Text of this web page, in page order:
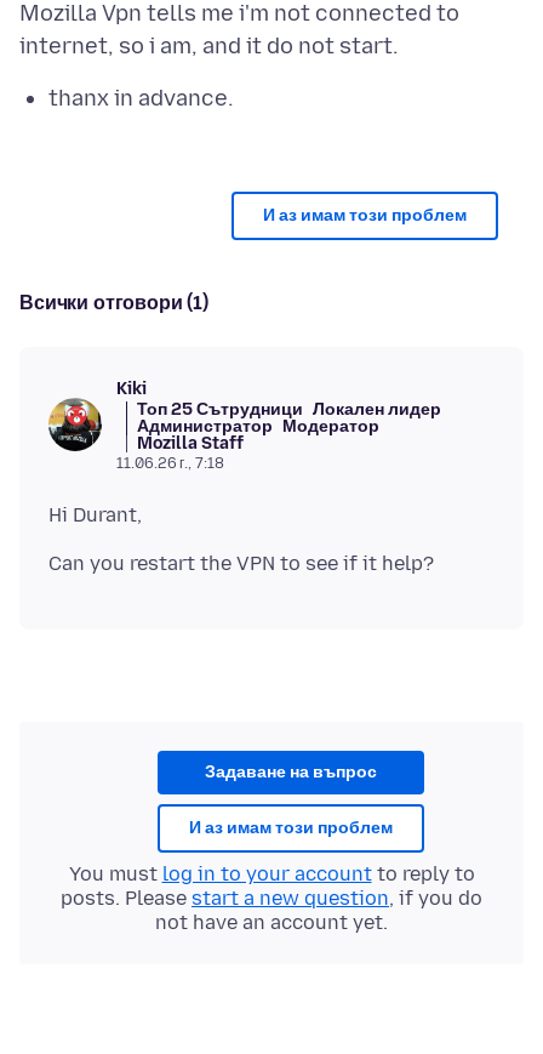
Mozilla Vpn tells me i'm not connected to
thanx in advance.
И аз имам този проблем
Всички отговори (1)
Kiki
Топ 25 Сътрудници Локален лидер
Администратор Модератор
Mozilla Staff
11.06.26 г., 7:18
Задаване на въпрос
И аз имам този проблем
You must log in to your accountto reply to
posts. Please start a new question, if you do
not have an account yet.